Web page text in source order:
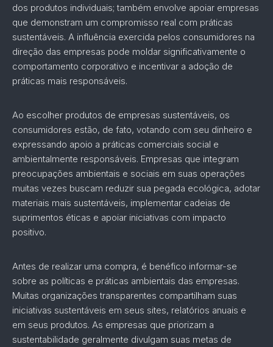
dos produtos individuais; também envolve apoiar empresas
que demonstram um compromisso real com práticas
sustentáveis. A influência exercida pelos consumidores na
direção das empresas pode moldar significativamente o
comportamento corporativo e incentivar a adoção de
práticas mais responsáveis.
Ao escolher produtos de empresas sustentáveis, os
consumidores estão, de fato, votando com seu dinheiro e
expressando apoio a práticas comerciais social e
ambientalmente responsáveis. Empresas que integram
preocupações ambientais e sociais em suas operações
muitas vezes buscam reduzir sua pegada ecológica, adotar
materiais mais sustentáveis, implementar cadeias de
suprimentos éticas e apoiar iniciativas com impacto
positivo.
Antes de realizar uma compra, é benéfico informar-se
sobre as políticas e práticas ambientais das empresas.
Muitas organizações transparentes compartilham suas
iniciativas sustentáveis em seus sites, relatórios anuais e
em seus produtos. As empresas que priorizam a
sustentabilidade geralmente divulgam suas metas de